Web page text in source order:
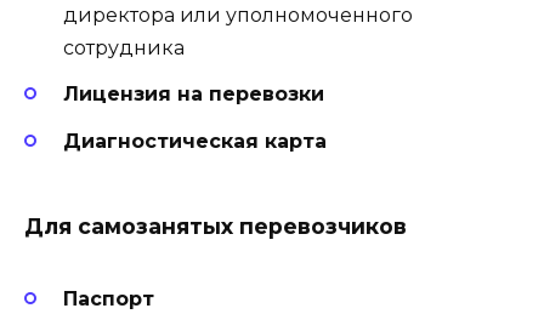
директора или уполномоченного
сотрудника
Лицензия на перевозки
Диагностическая карта
Для самозанятых перевозчиков
Паспорт